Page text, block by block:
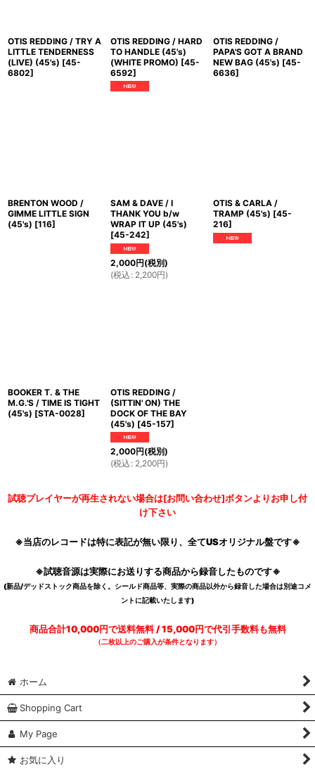
OTIS REDDING / TRY A
LITTLE TENDERNESS
(LIVE) (45's) [45-
6802]
OTIS REDDING / HARD
TO HANDLE (45's)
(WHITE PROMO) [45-
6592]
OTIS REDDING /
PAPA'S GOT A BRAND
NEW BAG (45's) [45-
6636]
BRENTON WOOD /
GIMME LITTLE SIGN
(45's) [116]
SAM & DAVE / I
THANK YOU b/w
WRAP IT UP (45's)
[45-242]
2,000円(税別)
(税込 : 2,200円)
OTIS & CARLA /
TRAMP (45's) [45-
216]
BOOKER T. & THE
M.G.'S / TIME IS TIGHT
(45's) [STA-0028]
OTIS REDDING /
(SITTIN' ON) THE
DOCK OF THE BAY
(45's) [45-157]
2,000円(税別)
(税込 : 2,200円)
試聴プレイヤーが再生されない場合は[お問い合わせ]ボタンよりお申し付
け下さい
※当店のレコードは特に表記が無い限り、全てUSオリジナル盤です※
※試聴音源は実際にお送りする商品から録音したものです※
(新品/デッドストック商品を除く。シールド商品等、実際の商品以外から録音した場合は別途コメ
ントに記載いたします)
商品合計10,000円で送料無料 / 15,000円で代引手数料も無料
（二枚以上のご購入が条件となります）
ホーム
Shopping Cart
My Page
お気に入り